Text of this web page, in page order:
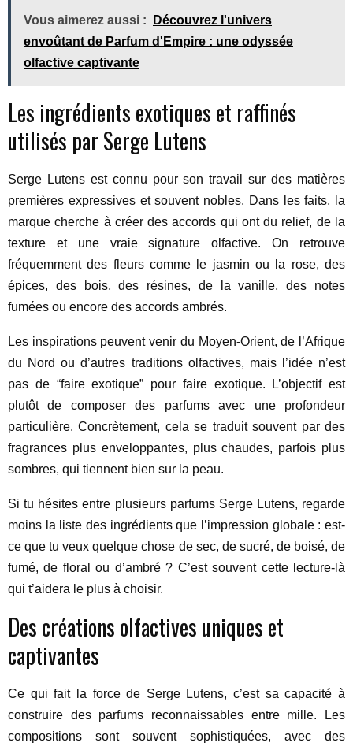
Vous aimerez aussi :
Découvrez l'univers
envoûtant de Parfum d'Empire : une odyssée
olfactive captivante
Les ingrédients exotiques et raffinés
utilisés par Serge Lutens
Serge Lutens est connu pour son travail sur des matières
premières expressives et souvent nobles. Dans les faits, la
marque cherche à créer des accords qui ont du relief, de la
texture et une vraie signature olfactive. On retrouve
fréquemment des fleurs comme le jasmin ou la rose, des
épices, des bois, des résines, de la vanille, des notes
fumées ou encore des accords ambrés.
Les inspirations peuvent venir du Moyen-Orient, de l’Afrique
du Nord ou d’autres traditions olfactives, mais l’idée n’est
pas de “faire exotique” pour faire exotique. L’objectif est
plutôt de composer des parfums avec une profondeur
particulière. Concrètement, cela se traduit souvent par des
fragrances plus enveloppantes, plus chaudes, parfois plus
sombres, qui tiennent bien sur la peau.
Si tu hésites entre plusieurs parfums Serge Lutens, regarde
moins la liste des ingrédients que l’impression globale : est-
ce que tu veux quelque chose de sec, de sucré, de boisé, de
fumé, de floral ou d’ambré ? C’est souvent cette lecture-là
qui t’aidera le plus à choisir.
Des créations olfactives uniques et
captivantes
Ce qui fait la force de Serge Lutens, c’est sa capacité à
construire des parfums reconnaissables entre mille. Les
compositions sont souvent sophistiquées, avec des